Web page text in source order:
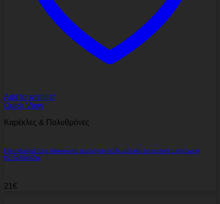
Add to wishlist
Quick View
Καρέκλες & Πολυθρόνες
Πολυθρόνα Ezra pakoworld μαύρο pp-πόδι μέταλλο σε φυσική απόχρωση
62.5x56x82εκ
21 €